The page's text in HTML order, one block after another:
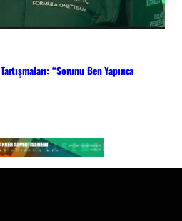
“Sorunu Ben Yapınca